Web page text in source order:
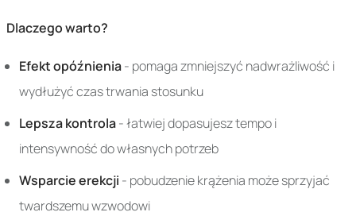
Dlaczego warto?
Efekt opóźnienia- pomaga zmniejszyć nadwrażliwość i
wydłużyć czas trwania stosunku
Lepsza kontrola- łatwiej dopasujesz tempo i
intensywność do własnych potrzeb
Wsparcie erekcji - pobudzenie krążenia może sprzyjać
twardszemu wzwodowi